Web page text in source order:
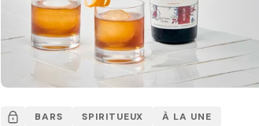
BARS SPIRITUEUX À LA UNE